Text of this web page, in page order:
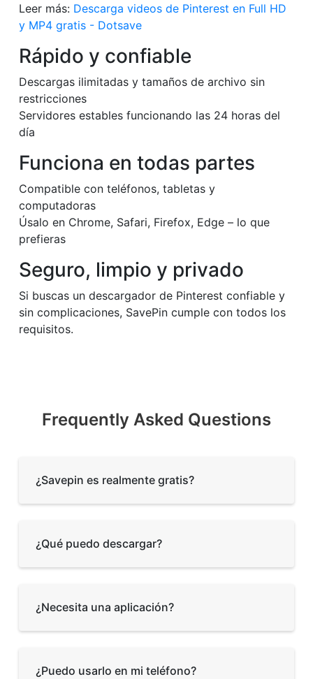
Leer más: Descarga videos de Pinterest en Full HD
y MP4 gratis - Dotsave
Rápido y confiable
Descargas ilimitadas y tamaños de archivo sin
restricciones
Servidores estables funcionando las 24 horas del
día
Funciona en todas partes
Compatible con teléfonos, tabletas y
computadoras
Úsalo en Chrome, Safari, Firefox, Edge – lo que
prefieras
Seguro, limpio y privado
Si buscas un descargador de Pinterest confiable y
sin complicaciones, SavePin cumple con todos los
requisitos.
Frequently Asked Questions
¿Savepin es realmente gratis?
¿Qué puedo descargar?
¿Necesita una aplicación?
¿Puedo usarlo en mi teléfono?